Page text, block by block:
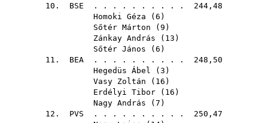
10. BSE . . . . . . . . . . 244,48
Homoki Géza ( 6 )
Sőtér Márton ( 9 )
Zánkay András ( 13 )
Sőtér János ( 6 )
11. BEA . . . . . . . . . . 248,50
Hegedüs Ábel ( 3 )
Vasy Zoltán ( 16 )
Erdélyi Tibor ( 16 )
Nagy András ( 7 )
12. PVS . . . . . . . . . . 250,47